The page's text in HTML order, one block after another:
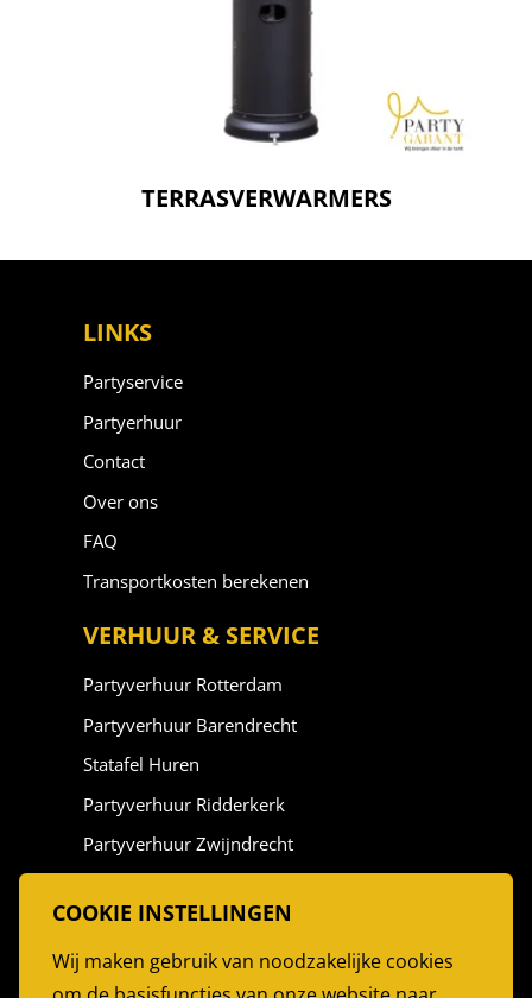
TERRASVERWARMERS
LINKS
Partyservice
Partyerhuur
Contact
Over ons
FAQ
Transportkosten berekenen
VERHUUR & SERVICE
Partyverhuur Rotterdam
Partyverhuur Barendrecht
Statafel Huren
Partyverhuur Ridderkerk
Partyverhuur Zwijndrecht
Stoelen Huren
Partytent Huren
COOKIE INSTELLINGEN
Wij maken gebruik van noodzakelijke cookies